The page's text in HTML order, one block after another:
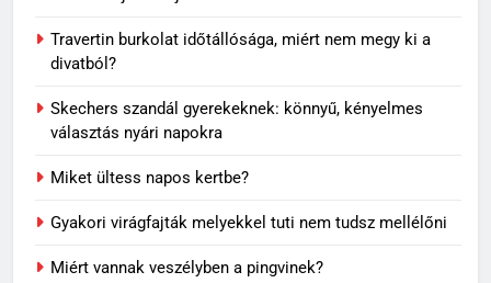
Travertin burkolat időtállósága, miért nem megy ki a
divatból?
Skechers szandál gyerekeknek: könnyű, kényelmes
választás nyári napokra
Miket ültess napos kertbe?
Gyakori virágfajták melyekkel tuti nem tudsz mellélőni
Miért vannak veszélyben a pingvinek?
5